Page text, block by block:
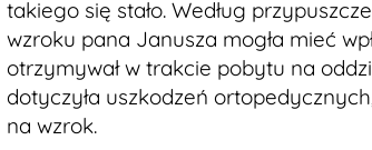
takiego się stało. Według
wzroku pana Janusza mogła mieć
otrzymywał w trakcie pobytu na
dotyczyła uszkodzeń
na wzrok.